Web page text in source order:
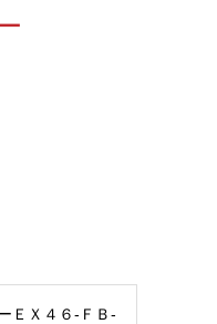
ＥＸ４６-ＦＢ-